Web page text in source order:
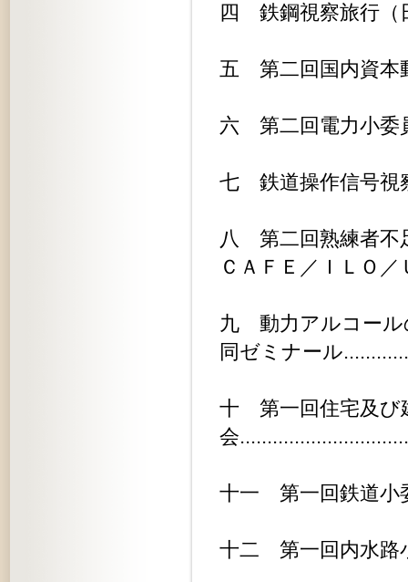
四 鉄鋼視察旅行（
五 第二回国内資本
六 第二回電力小委
七 鉄道操作信号視
八 第二回熟練者不
ＣＡＦＥ／ＩＬＯ
九 動力アルコール
同ゼミナール
十 第一回住宅及び
会
十一 第一回鉄道小
十二 第一回内水路